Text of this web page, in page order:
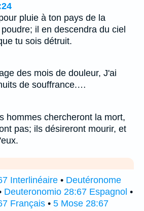
pluie à ton pays de la
il en descendra du ciel
tu sois détruit.
des mois de douleur, J'ai
de souffrance.…
hommes chercheront la mort,
pas; ils désireront mourir, et
Interlinéaire • Deutéronome
Deuteronomio 28:67 Espagnol •
Français • 5 Mose 28:67